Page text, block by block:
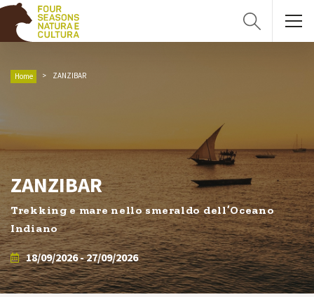
Home ZANZIBAR
ZANZIBAR
Trekking e mare nello smeraldo dell’Oceano
Indiano
18/09/2026 - 27/09/2026